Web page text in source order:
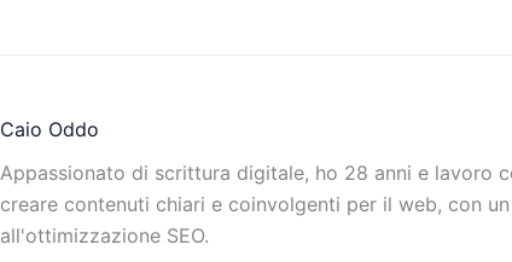
Caio Oddo
Appassionato di scrittura digitale, ho 28 anni e lavoro
creare contenuti chiari e coinvolgenti per il web, con
all'ottimizzazione SEO.